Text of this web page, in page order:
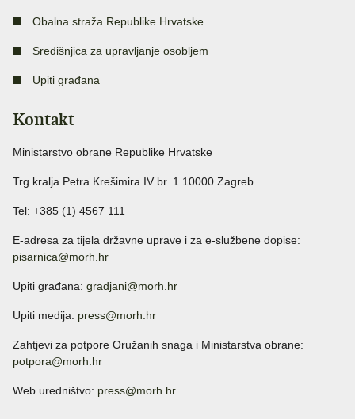
Obalna straža Republike Hrvatske
Središnjica za upravljanje osobljem
Upiti građana
Kontakt
Ministarstvo obrane Republike Hrvatske
Trg kralja Petra Krešimira IV br. 1 10000 Zagreb
Tel: +385 (1) 4567 111
E-adresa za tijela državne uprave i za e-službene dopise:
pisarnica@morh.hr
Upiti građana: gradjani@morh.hr
Upiti medija: press@morh.hr
Zahtjevi za potpore Oružanih snaga i Ministarstva obrane:
potpora@morh.hr
Web uredništvo: press@morh.hr